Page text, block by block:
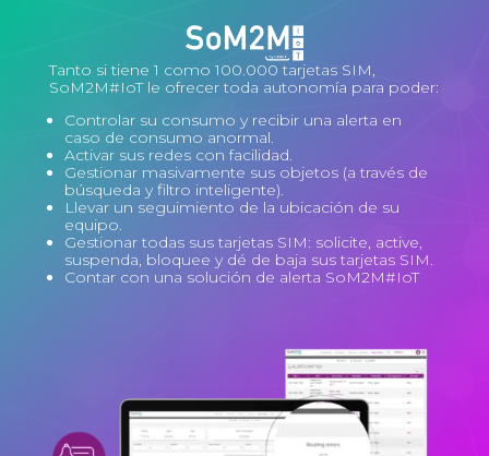
Tanto si tiene 1 como 100.000 tarjetas SIM,
SoM2M#IoT le ofrecer toda autonomía para poder:
Controlar su consumo y recibir una alerta en
caso de consumo anormal.
Activar sus redes con facilidad.
Gestionar masivamente sus objetos (a través de
búsqueda y filtro inteligente).
Llevar un seguimiento de la ubicación de su
equipo.
Gestionar todas sus tarjetas SIM: solicite, active,
suspenda, bloquee y dé de baja sus tarjetas SIM.
Contar con una solución de alerta SoM2M#IoT